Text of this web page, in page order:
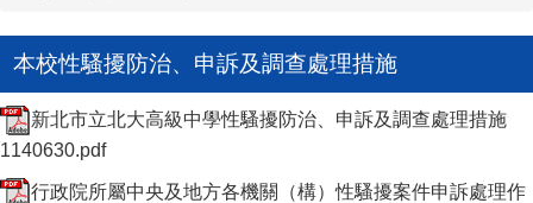
本校性騷擾防治、申訴及調查處理措施
新北市立北大高級中學性騷擾防治、申訴及調查處理措施
1140630.pdf
行政院所屬中央及地方各機關（構）性騷擾案件申訴處理作